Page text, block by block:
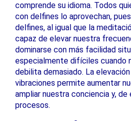
comprende su idioma. Todos
con delfines lo aprovechan,
delfines, al igual que la
capaz de elevar nuestra
dominarse con más facilidad
especialmente difíciles cuando
debilita demasiado. La
vibraciones permite aumentar
ampliar nuestra conciencia y,
procesos.